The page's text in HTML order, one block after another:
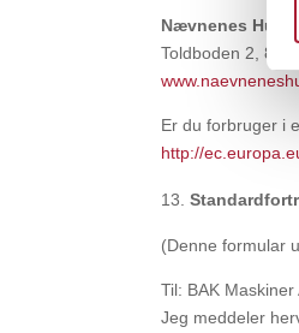
Nævnenes Hus
Toldboden 2,
Er du forbruger i
http://
(Denne formular
Til: BAK
Jeg meddeler